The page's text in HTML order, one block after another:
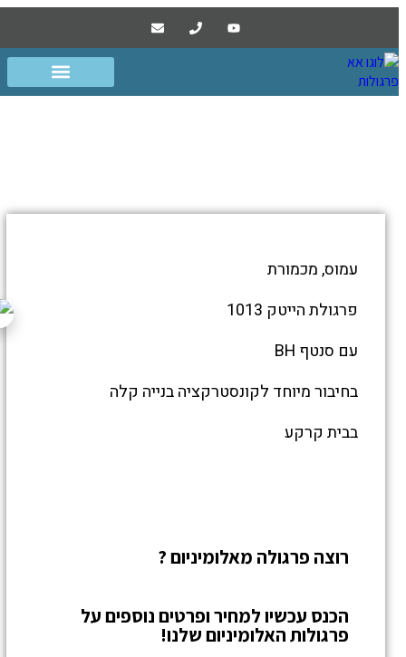
מספרות
סיפור
פרגולת
בית
מכמורת
עמוס, מכמורת
פרגולת הייטק 1013
עם סנטף BH
בחיבור מיוחד לקונסטרקציה בנייה קלה
בבית קרקע
רוצה פרגולהמאלומיניום ?
הכנס עכשיו למחיר ופרטים נוספים על
פרגולות האלומיניוםשלנו!